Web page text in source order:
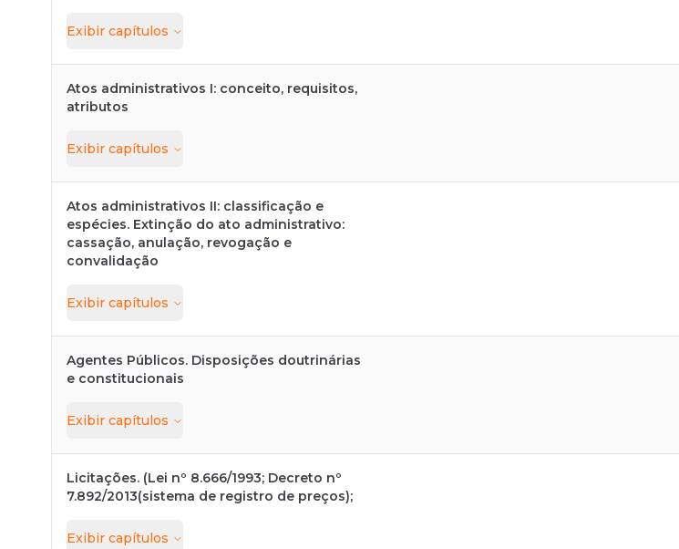
Exibir capítulos
Atos administrativos I: conceito, requisitos,
atributos
Exibir capítulos
Atos administrativos II: classificação e
espécies. Extinção do ato administrativo:
cassação, anulação, revogação e
convalidação
Exibir capítulos
Agentes Públicos. Disposições doutrinárias
e constitucionais
Exibir capítulos
Licitações. (Lei nº 8.666/1993; Decreto nº
7.892/2013(sistema de registro de preços);
Exibir capítulos